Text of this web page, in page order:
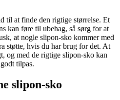
til at finde den rigtige størrelse. Et
kan føre til ubehag, så sørg for at
at nogle slipon-sko kommer med
støtte, hvis du har brug for det. At
og med de rigtige slipon-sko kan
tilpas.
slipon-sko